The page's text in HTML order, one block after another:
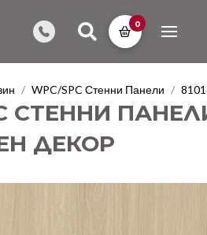
0
/ WPC/SPC Стенни Панели /
СТЕННИ
ДЕКОР